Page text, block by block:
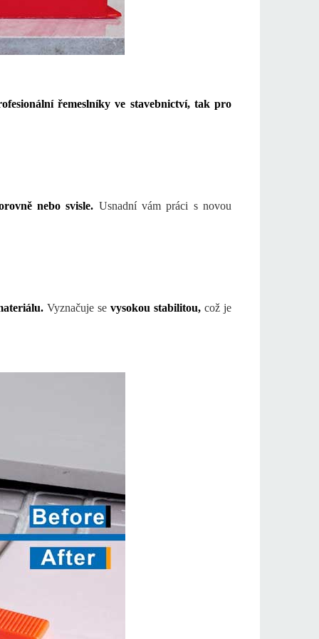
řemeslníky ve stavebnictví, tak pro
nebo svisle. Usnadní vám práci s novou
Vyznačuje se vysokou stabilitou, což je